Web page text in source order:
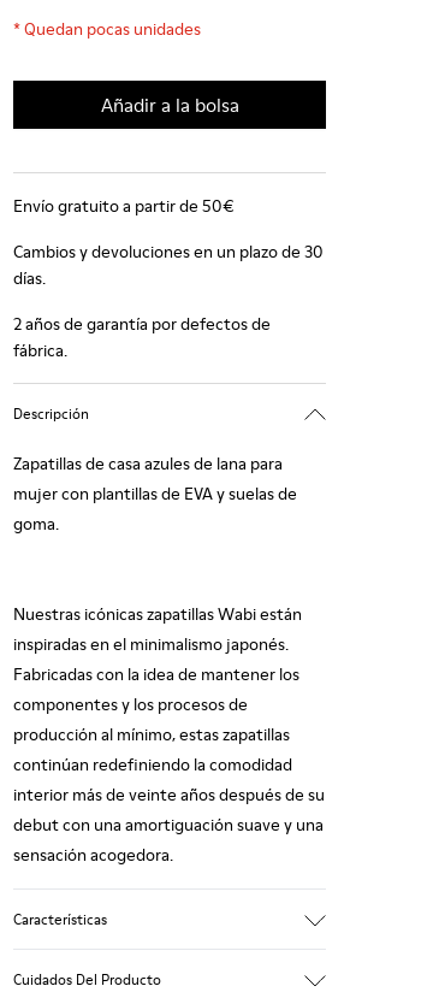
*Quedan pocas unidades
Añadir a la bolsa
Envío gratuito a partir de 50€
Cambios y devoluciones en un plazo de 30
días.
2 años de garantía por defectos de
fábrica.
Descripción
Zapatillas de casa azules de lana para
mujer con plantillas de EVA y suelas de
goma.
Nuestras icónicas zapatillas Wabi están
inspiradas en el minimalismo japonés.
Fabricadas con la idea de mantener los
componentes y los procesos de
producción al mínimo, estas zapatillas
continúan redefiniendo la comodidad
interior más de veinte años después de su
debut con una amortiguación suave y una
sensación acogedora.
Características
Cuidados Del Producto